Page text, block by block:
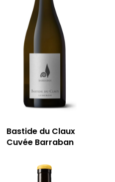
Bastide du Claux
Cuvée Barraban